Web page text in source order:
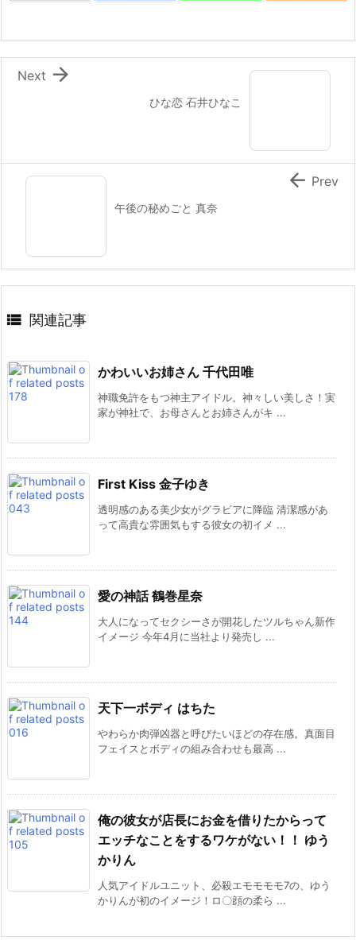
ひな恋 石井ひなこ

Next
午後の秘めごと 真奈
 Prev
 関連記事
かわいいお姉さん 千代田唯
神職免許をもつ神主アイドル。神々しい美しさ！実
家が神社で、お母さんとお姉さんがキ ...
First Kiss 金子ゆき
透明感のある美少女がグラビアに降臨 清潔感があ
って高貴な雰囲気もする彼女の初イメ ...
愛の神話 鶴巻星奈
大人になってセクシーさが開花したツルちゃん新作
イメージ 今年4月に当社より発売し ...
天下一ボディ はちた
やわらか肉弾凶器と呼びたいほどの存在感。真面目
フェイスとボディの組み合わせも最高 ...
俺の彼女が店長にお金を借りたからって
エッチなことをするワケがない！！ ゆう
かりん
人気アイドルユニット、必殺エモモモモ7の、ゆう
かりんが初のイメージ！ロ〇顔の柔ら ...